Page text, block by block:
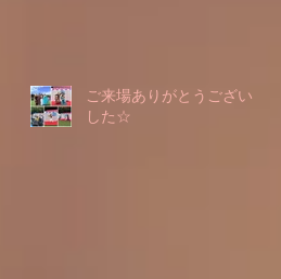
ご来場ありがとうございま
した☆